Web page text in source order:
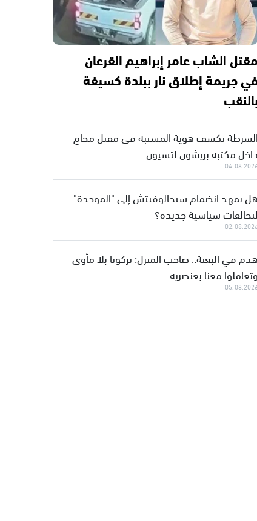
مقتل الشاب عامر إبراهيم القرعان
جريمة إطلاق نار ببلدة كسيفة
بالنقب
الشرطة تكشف هوية المشتبه في مقتل محامٍ
داخل مكتبه بريشون لتسيون
04.08.2026
هل يمهد انضمام سيجالوفيتش إلى "الموحدة"
لتحالفات سياسية جديدة؟
02.08.2026
هدم في البعنة.. صاحب المنزل: تركونا بلا مأوى
وتعاملوا معنا بعنصرية
05.08.2026